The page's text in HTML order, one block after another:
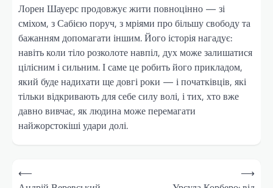
Лорен Шауерс продовжує жити повноцінно — зі
сміхом, з Сабією поруч, з мріями про більшу свободу та
бажанням допомагати іншим. Його історія нагадує:
навіть коли тіло розколоте навпіл, дух може залишатися
цілісним і сильним. І саме це робить його прикладом,
який буде надихати ще довгі роки — і початківців, які
тільки відкривають для себе силу волі, і тих, хто вже
давно вивчає, як людина може перемагати
найжорстокіші удари долі.
Навігація
⟵
⟶